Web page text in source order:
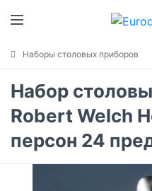
Наборы столовых приборов
Набор
Robert Welch
персон 24